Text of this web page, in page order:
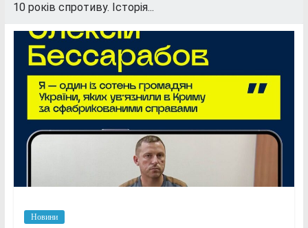
10 років спротиву. Історія...
Новини